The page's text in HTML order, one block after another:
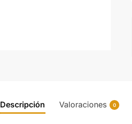
Descripción Valoraciones 0